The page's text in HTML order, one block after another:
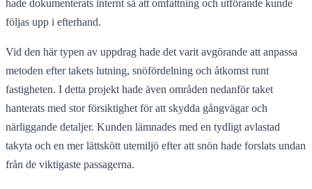
hade dokumenterats internt så att omfattning och utförande kunde
följas upp i efterhand.
Vid den här typen av uppdrag hade det varit avgörande att anpassa
metoden efter takets lutning, snöfördelning och åtkomst runt
fastigheten. I detta projekt hade även områden nedanför taket
hanterats med stor försiktighet för att skydda gångvägar och
närliggande detaljer. Kunden lämnades med en tydligt avlastad
takyta och en mer lättskött utemiljö efter att snön hade forslats undan
från de viktigaste passagerna.